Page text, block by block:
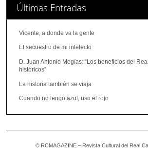
Últimas Entradas
Vicente, a donde va la gente
El secuestro de mi intelecto
D. Juan Antonio Megías: “Los beneficios del
históricos”
La historia también se viaja
Cuando no tengo azul, uso el rojo
© RCMAGAZINE – Revista Cultural del Real